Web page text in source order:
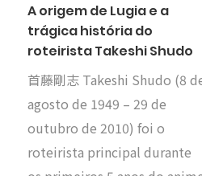
A origem de Lugia e a
trágica história do
roteirista Takeshi Shudo
首藤剛志 Takeshi Shudo (8
agosto de 1949 – 29 de
outubro de 2010) foi o
roteirista principal durante